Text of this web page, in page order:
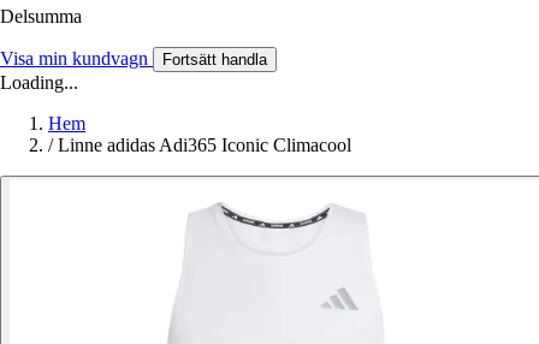
Delsumma
Visa min kundvagn Fortsätt handla
Loading...
Hem
/ Linne adidas Adi365 Iconic Climacool